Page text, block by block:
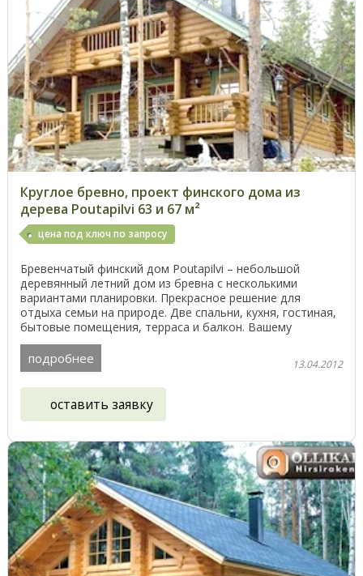
Круглое бревно, проект финского дома из
дерева Poutapilvi 63 и 67 м²
цена под ключ по запросу
Бревенчатый финский дом Poutapilvi – небольшой
деревянный летний дом из бревна с несколькими
вариантами планировки. Прекрасное решение для
отдыха семьи на природе. Две спальни, кухня, гостиная,
бытовые помещения, терраса и балкон. Вашему
вниманию ...
подробнее 13.04.2012
оставить заявку